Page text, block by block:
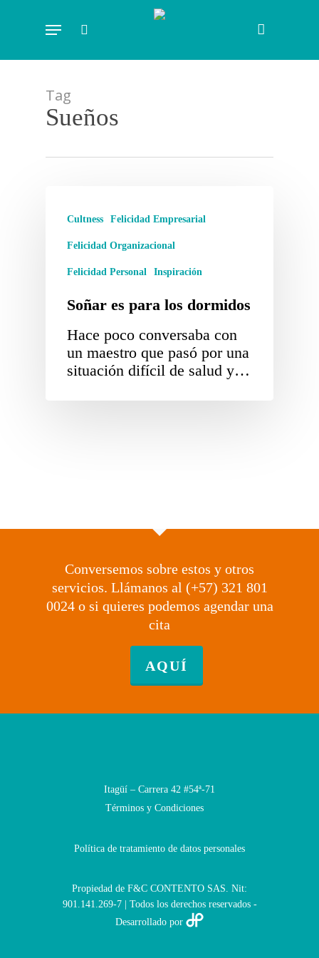
content
Menu
Tag
Sueños
Cultness Felicidad Empresarial
Felicidad Organizacional
Felicidad Personal Inspiración
Soñar es para los dormidos
Hace poco conversaba con
un maestro que pasó por una
situación difícil de salud y…
Conversemos sobre estos y otros
servicios. Llámanos al (+57) 321 801
0024 o si quieres podemos agendar una
cita
AQUÍ
Itagüí – Carrera 42 #54ª-71
Términos y Condiciones
Política de tratamiento de datos personales
Propiedad de F&C CONTENTO SAS. Nit:
901.141.269-7 | Todos los derechos reservados -
Desarrollado por